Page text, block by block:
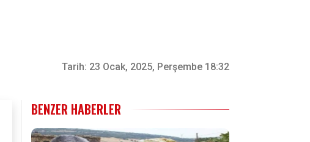
Tarih: 23 Ocak, 2025, Perşembe 18:32
BENZER HABERLER